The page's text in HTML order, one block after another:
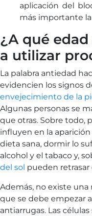
aplicación del
más importante
¿A qué
a utilizar
La palabra antiedad
evidencien los signos
envejecimiento de la
Algunas personas se
que otras. Sobre todo,
influyen en la
dieta sana, dormir lo
alcohol y el tabaco y,
del sol pueden
Además, no existe una
que se debe empezar
antiarrugas. Las